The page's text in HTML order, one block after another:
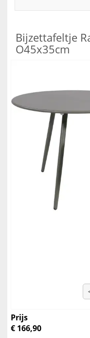
Bijzettafeltje
O45x35cm
Prijs
€ 166,90